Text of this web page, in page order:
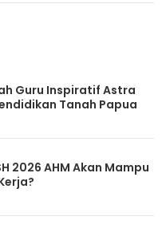
Guru Inspiratif Astra
Tanah Papua
2026 AHM Akan Mampu